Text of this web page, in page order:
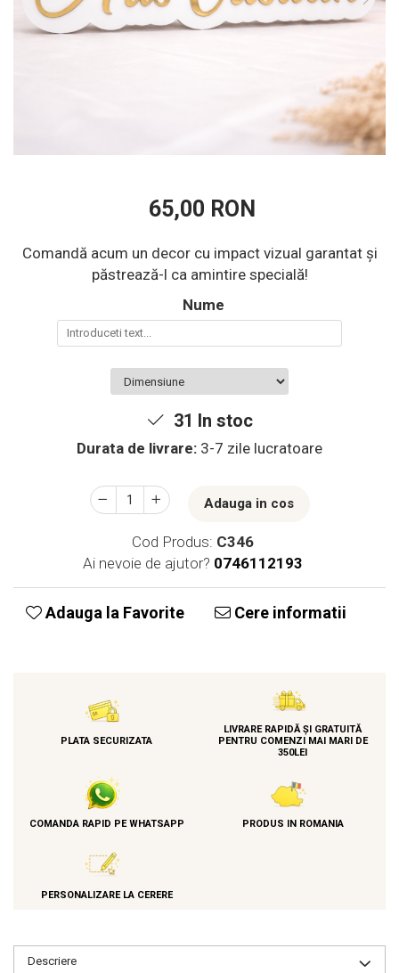
65,00 RON
Comandă acum un decor cu impact vizual garantat și
păstrează-l ca amintire specială!
Nume
31 In stoc
Durata de livrare: 3-7 zile lucratoare
Adauga in cos
Cod Produs: C346
Ai nevoie de ajutor? 0746112193
Adauga la Favorite Cere informatii
PLATA SECURIZATA
LIVRARE RAPIDĂ ȘI GRATUITĂ
PENTRU COMENZI MAI MARI DE
350LEI
COMANDA RAPID PE WHATSAPP PRODUS IN ROMANIA
PERSONALIZARE LA CERERE
Descriere